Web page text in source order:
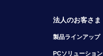
法人のお客さま
製品ラインアップ
PCソリューション